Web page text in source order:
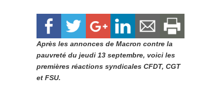
Après les annonces de Macron contre la
pauvreté du jeudi 13 septembre, voici les
premières réactions syndicales CFDT, CGT
et FSU.